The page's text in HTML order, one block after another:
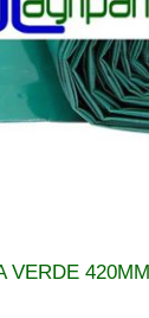
VERDE 420MM